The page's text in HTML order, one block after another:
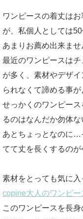
ワンピースの着丈は
が、私個人としては
あまりお薦め出来ませ
最近のワンピースは
が多く、素材やデザ
られなくて諦める事
せっかくのワンピー
るのはなんだか勿体な
あとちょっとなのに…
てて丈を長くするのが
素材をとっても気に
copine大人のワンピー
このワンピースを長